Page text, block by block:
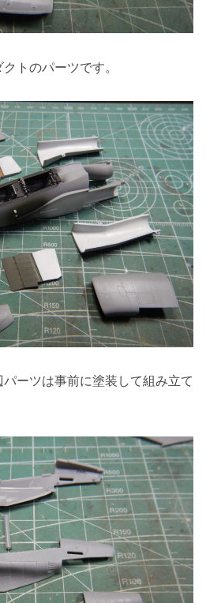
トのパーツです。
ーツは事前に塗装して組み立て